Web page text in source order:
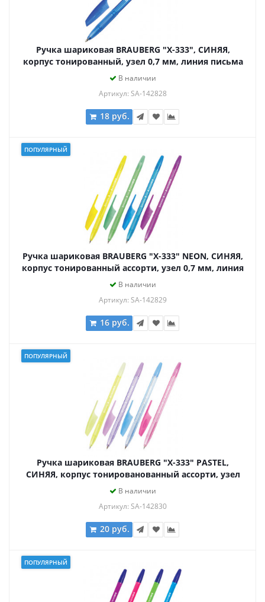
Ручка шариковая BRAUBERG "X-333", СИНЯЯ,
корпус тонированный, узел 0,7 мм, линия письма
0,35 мм, 142828
В наличии
Артикул: SA-142828
18 руб.
ПОПУЛЯРНЫЙ
Ручка шариковая BRAUBERG "X-333" NEON, СИНЯЯ,
корпус тонированный ассорти, узел 0,7 мм, линия
письма 0,35 мм, 142829
В наличии
Артикул: SA-142829
16 руб.
ПОПУЛЯРНЫЙ
Ручка шариковая BRAUBERG "X-333" PASTEL,
СИНЯЯ, корпус тонированованный ассорти, узел
0,7 мм, линия письма 0,35 мм, 142830
В наличии
Артикул: SA-142830
20 руб.
ПОПУЛЯРНЫЙ